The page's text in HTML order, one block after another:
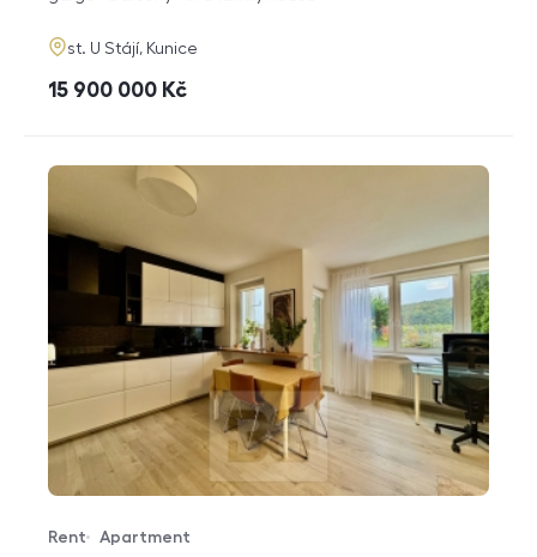
adresa
st. U Stájí, Kunice
cena
15 900 000 Kč
Offer type
Rent
Property type
Apartment